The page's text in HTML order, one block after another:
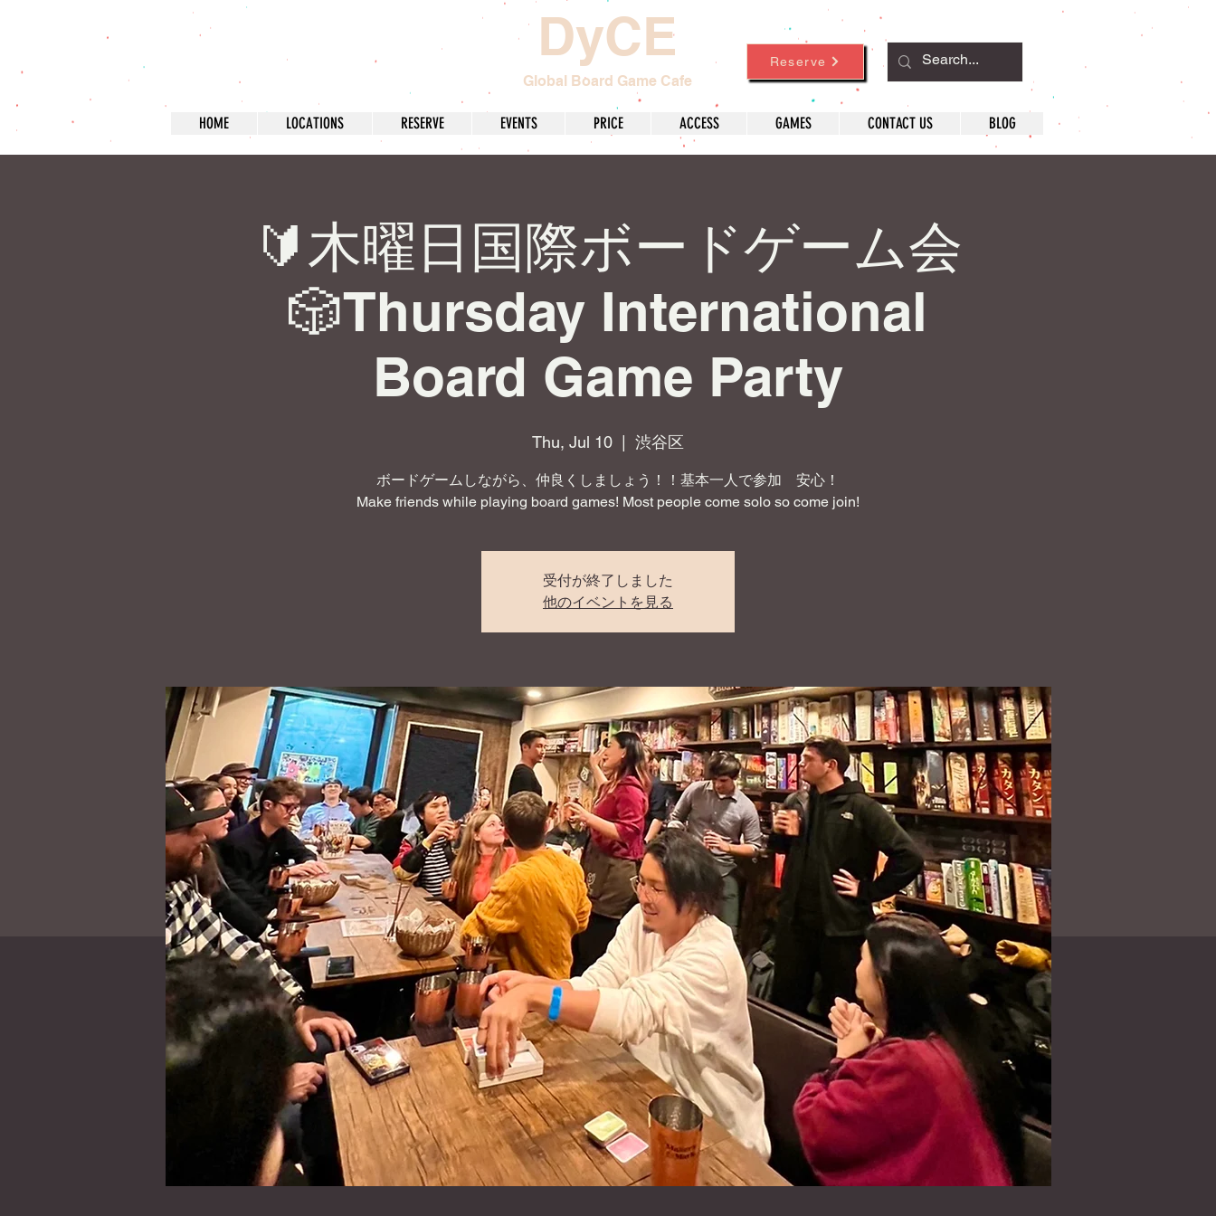
DyCE
Global Board Game Cafe
Reserve
HOME LOCATIONS RESERVE EVENTS PRICE ACCESS GAMES CONTACT US BLOG
🔰木曜日国際ボードゲーム会
🎲Thursday International
Board Game Party
Thu, Jul 10 渋谷区
ボードゲームしながら、仲良くしましょう！！基本一人で参加 安心！
Make friends while playing board games! Most people come solo so come join!
受付が終了しました
他のイベントを見る